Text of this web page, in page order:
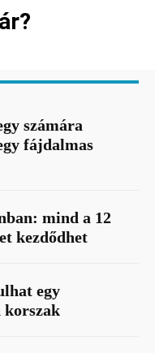
számára
fájdalmas
mind a 12
kezdődhet
egy
korszak